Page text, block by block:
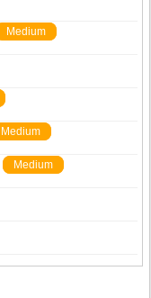
Medium
Medium
Medium